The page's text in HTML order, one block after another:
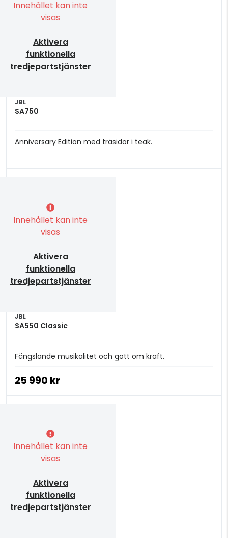
Innehållet kan inte
visas
Aktivera
funktionella
tredjepartstjänster
JBL
SA750
Anniversary Edition med träsidor i teak.
Innehållet kan inte
visas
Aktivera
funktionella
tredjepartstjänster
JBL
SA550 Classic
Fängslande musikalitet och gott om kraft.
25 990 kr
Innehållet kan inte
visas
Aktivera
funktionella
tredjepartstjänster